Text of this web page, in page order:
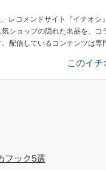
レコメンドサイト『イチオシ
ショップの隠れた名品を、コ
配信しているコンテンツは専
このイ
フック5選